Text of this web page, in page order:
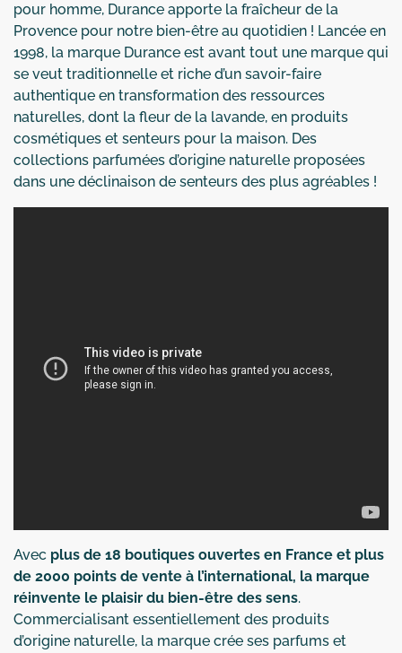
pour homme, Durance apporte la fraîcheur de la
Provence pour notre bien-être au quotidien ! Lancée en
1998, la marque Durance est avant tout une marque qui
se veut traditionnelle et riche d’un savoir-faire
authentique en transformation des ressources
naturelles, dont la fleur de la lavande, en produits
cosmétiques et senteurs pour la maison. Des
collections parfumées d’origine naturelle proposées
dans une déclinaison de senteurs des plus agréables !
Avec plus de 18 boutiques ouvertes en France et plus
de 2000 points de vente à l’international, la marque
réinvente le plaisir du bien-être des sens.
Commercialisant essentiellement des produits
d’origine naturelle, la marque crée ses parfums et